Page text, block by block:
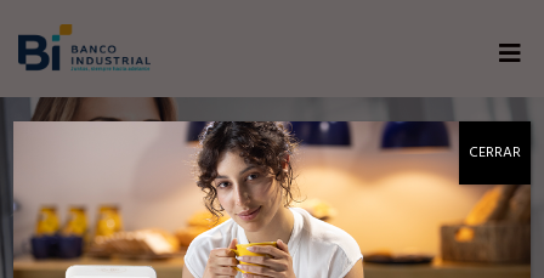
SIGA VIVIENDO
EXPERIENCIAS EXCLUSIVAS,
ESTA ES LA REPOSICIÓN
DE SU TARJETA Bi
CERRAR